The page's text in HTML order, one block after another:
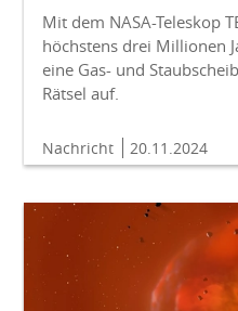
Mit dem NASA-Teleskop
höchstens drei Millionen
eine Gas- und
Rätsel auf.
Nachricht 20.11.2024